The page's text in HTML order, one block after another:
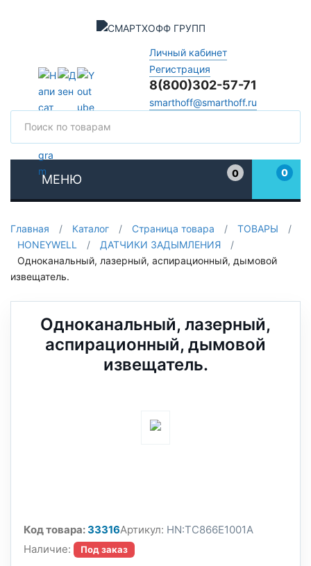
Личный кабинет
Регистрация
8(800)302-57-71
smarthoff@smarthoff.ru
МЕНЮ
0
0
Главная / Каталог / Страница товара / ТОВАРЫ
/
HONEYWELL
/ ДАТЧИКИ ЗАДЫМЛЕНИЯ
/
Одноканальный, лазерный, аспирационный, дымовой
извещатель.
Одноканальный, лазерный,
аспирационный, дымовой
извещатель.
Код товара:33316Артикул: HN:TC866E1001A
Наличие:
Под заказ